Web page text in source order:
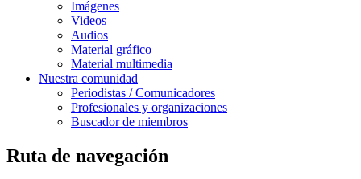
Imágenes
Videos
Audios
Material gráfico
Material multimedia
Nuestra comunidad
Periodistas / Comunicadores
Profesionales y organizaciones
Buscador de miembros
Ruta de navegación